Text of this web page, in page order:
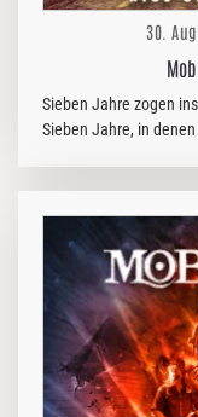
30.
Sieben Jahre zogen ins
Sieben Jahre, in